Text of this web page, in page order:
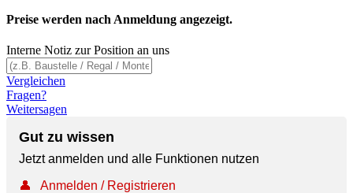
Preise werden nach Anmeldung angezeigt.
Interne Notiz zur Position an uns
Vergleichen
Fragen?
Weitersagen
Gut zu wissen
Jetzt anmelden und alle Funktionen nutzen
👤
Anmelden / Registrieren